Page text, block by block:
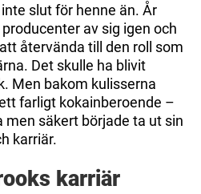
slut för henne än. År
av sig igen och
återvända till den roll som
Det skulle ha blivit
Men bakom kulisserna
farligt kokainberoende –
säkert började ta ut sin
karriär.
karriär